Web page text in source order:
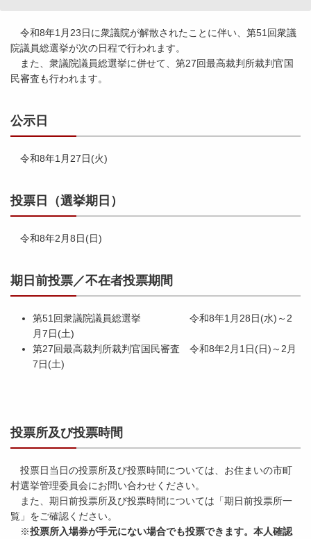
令和8年1月23日に衆議院が解散されたことに伴い、第51回衆議
院議員総選挙が次の日程で行われます。
また、衆議院議員総選挙に併せて、第27回最高裁判所裁判官国
民審査も行われます。
公示日
令和8年1月27日(火)
投票日（選挙期日）
令和8年2月8日(日)
期日前投票／不在者投票期間
第51回衆議院議員総選挙 令和8年1月28日(水)～2
月7日(土)
第27回最高裁判所裁判官国民審査 令和8年2月1日(日)～2月
7日(土)
投票所及び投票時間
投票日当日の投票所及び投票時間については、お住まいの市町
村選挙管理委員会にお問い合わせください。
また、期日前投票所及び投票時間については「期日前投票所一
覧」をご確認ください。
※投票所入場券が手元にない場合でも投票できます。本人確認